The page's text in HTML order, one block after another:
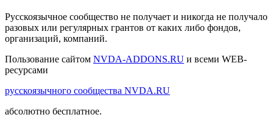
Русскоязычное сообщество не получает и никогда не получало
разовых или регулярных грантов от каких либо фондов,
организаций, компаний.
Пользование сайтом NVDA-ADDONS.RU и всеми WEB-
ресурсами
русскоязычного сообщества NVDA.RU
абсолютно бесплатное.